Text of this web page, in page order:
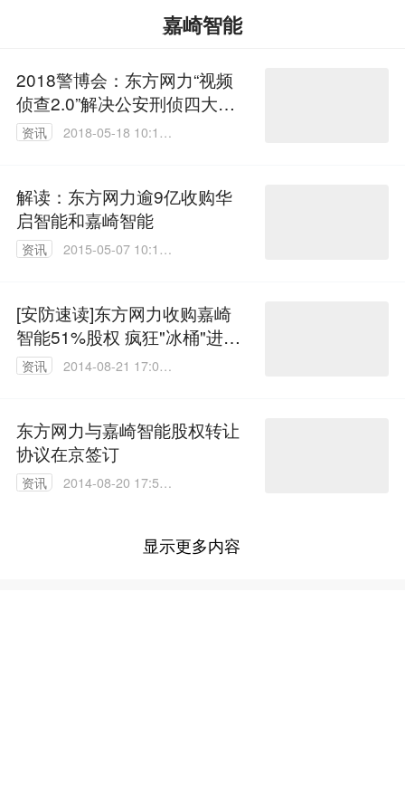
嘉崎智能
2018警博会：东方网力“视频
侦查2.0”解决公安刑侦四大痛
点
资讯
2018-05-18 10:11:
解读：东方网力逾9亿收购华
启智能和嘉崎智能
资讯
2015-05-07 10:19:
[安防速读]东方网力收购嘉崎
智能51%股权 疯狂"冰桶"进安
防
资讯
2014-08-21 17:02:
东方网力与嘉崎智能股权转让
协议在京签订
资讯
2014-08-20 17:59:
显示更多内容